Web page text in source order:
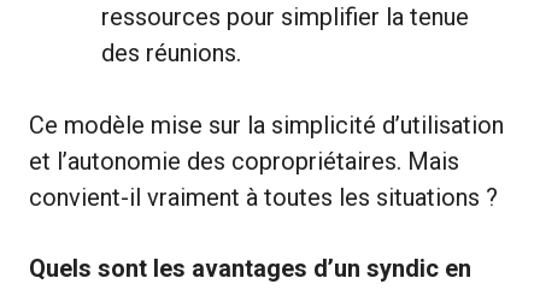
ressources pour simplifier la tenue
des réunions.
Ce modèle mise sur la simplicité d’utilisation
et l’autonomie des copropriétaires. Mais
convient-il vraiment à toutes les situations ?
Quels sont les avantages d’un syndic en